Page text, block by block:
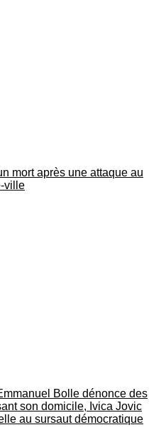
mort après une attaque au
ville
Bolle dénonce des
son domicile, Ivica Jovic
au sursaut démocratique